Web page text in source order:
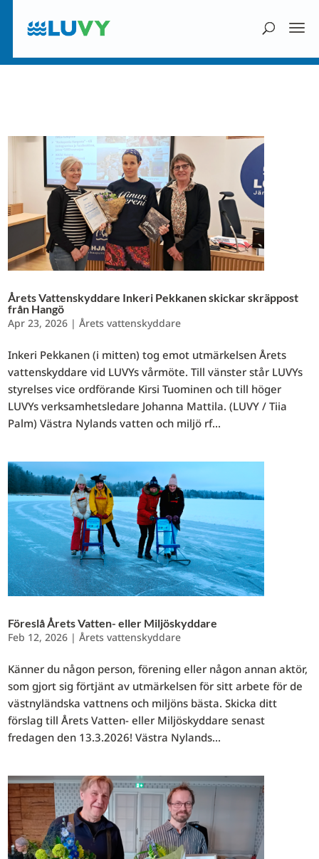
Årets Vattenskyddare Inkeri Pekkanen skickar skräppost
från Hangö
Apr 23, 2026 |Årets vattenskyddare
Inkeri Pekkanen (i mitten) tog emot utmärkelsen Årets
vattenskyddare vid LUVYs vårmöte. Till vänster står LUVYs
styrelses vice ordförande Kirsi Tuominen och till höger
LUVYs verksamhetsledare Johanna Mattila. (LUVY / Tiia
Palm) Västra Nylands vatten och miljö rf...
Föreslå Årets Vatten- eller Miljöskyddare
Feb 12, 2026 |Årets vattenskyddare
Känner du någon person, förening eller någon annan aktör,
som gjort sig förtjänt av utmärkelsen för sitt arbete för de
västnyländska vattnens och miljöns bästa. Skicka ditt
förslag till Årets Vatten- eller Miljöskyddare senast
fredagen den 13.3.2026! Västra Nylands...